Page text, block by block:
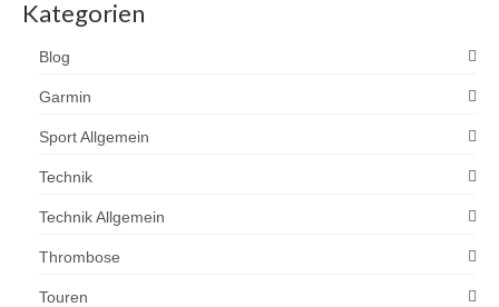
Kategorien
Blog
Garmin
Sport Allgemein
Technik
Technik Allgemein
Thrombose
Touren